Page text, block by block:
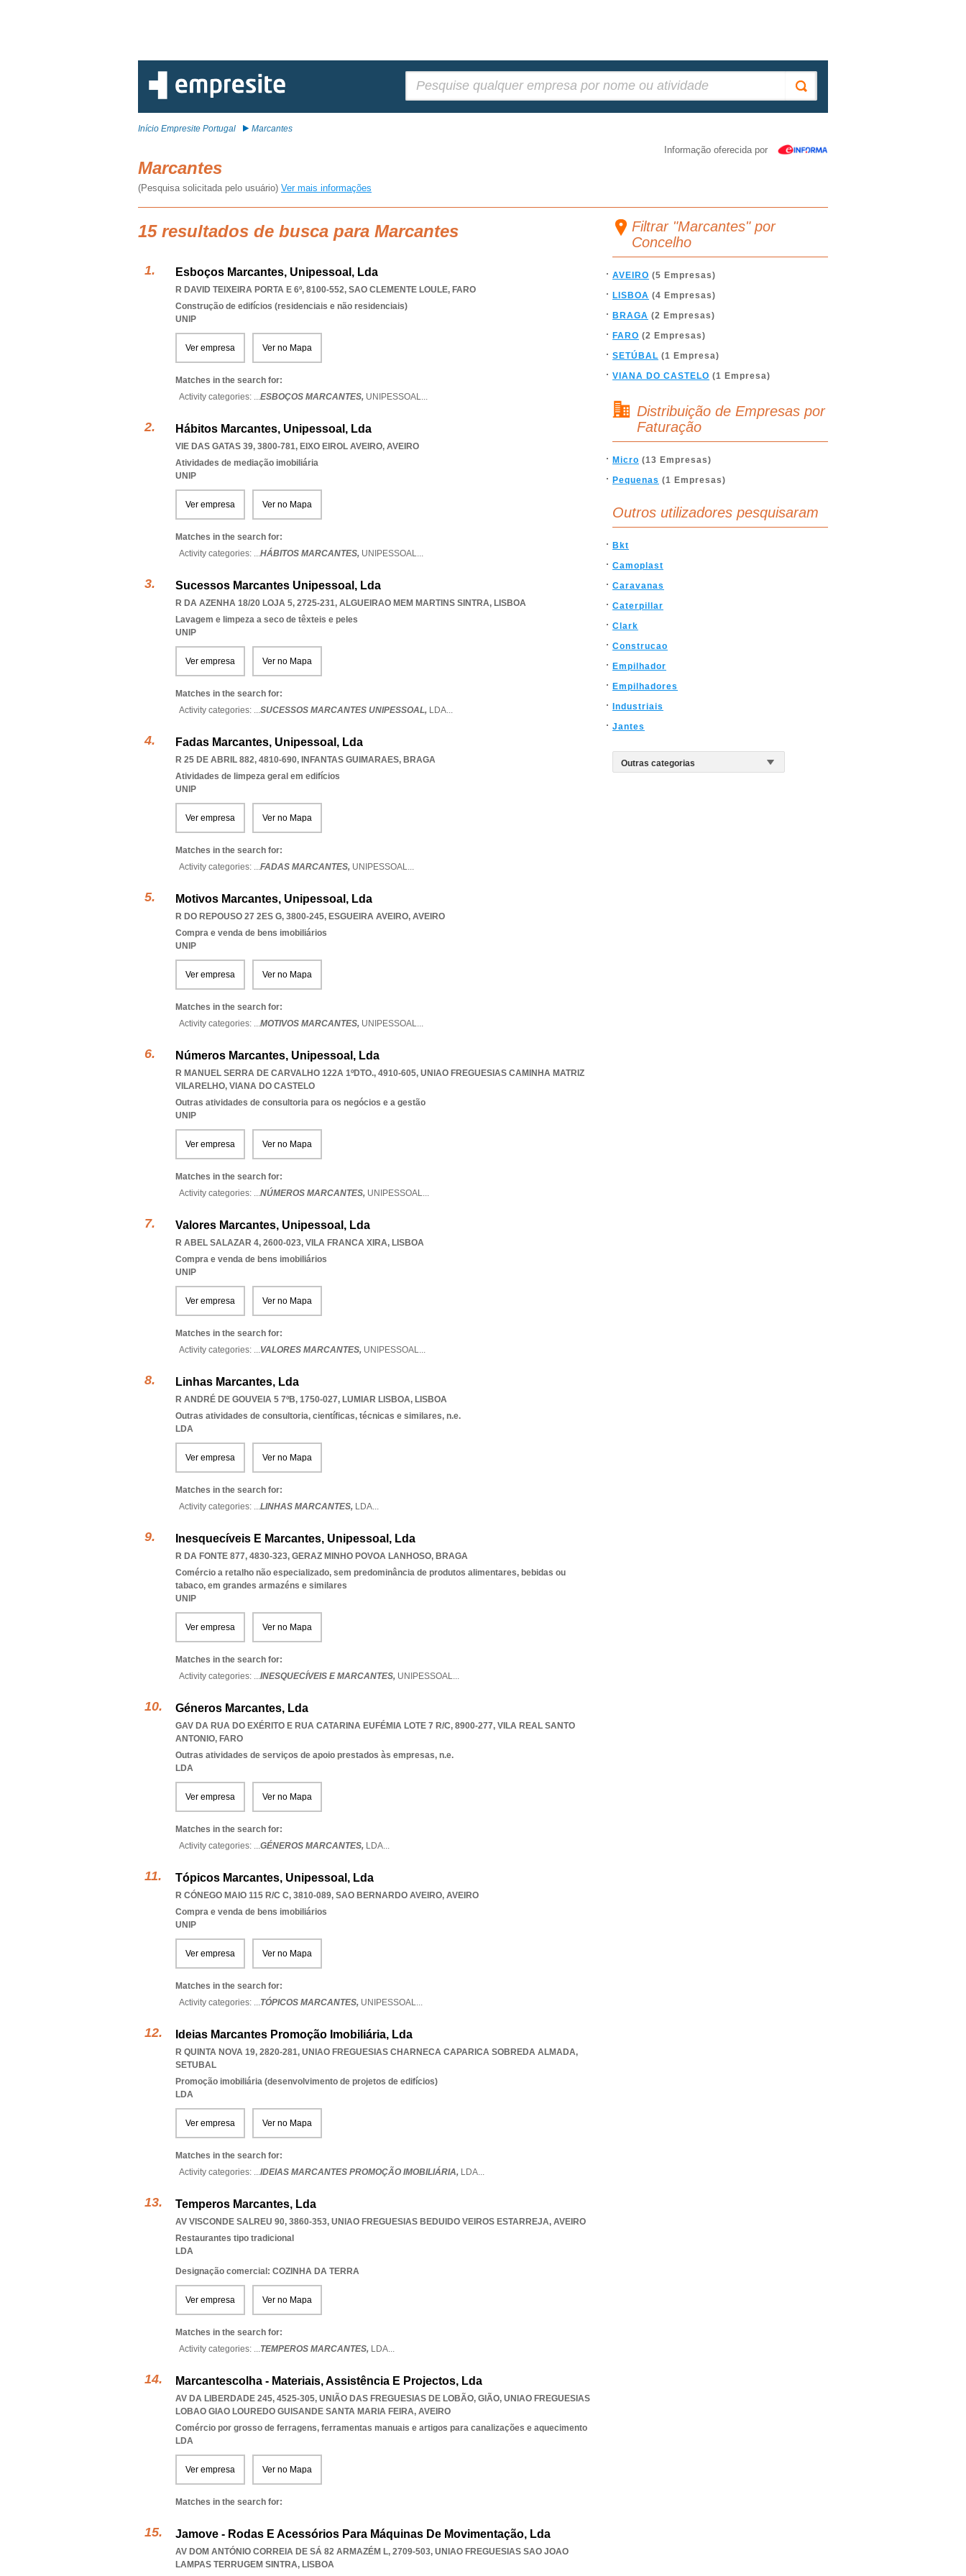
Início Empresite Portugal Marcantes
Informação oferecida por
Marcantes
(Pesquisa solicitada pelo usuário) Ver mais informações
15 resultados de busca para Marcantes
Esboços Marcantes, Unipessoal, Lda
R DAVID TEIXEIRA PORTA E 6º, 8100-552, SAO CLEMENTE LOULE, FARO
Construção de edifícios (residenciais e não residenciais)
UNIP
Ver empresa Ver no Mapa
Matches in the search for:
Activity categories: ...ESBOÇOS MARCANTES, UNIPESSOAL...
Hábitos Marcantes, Unipessoal, Lda
VIE DAS GATAS 39, 3800-781, EIXO EIROL AVEIRO, AVEIRO
Atividades de mediação imobiliária
UNIP
Ver empresa Ver no Mapa
Matches in the search for:
Activity categories: ...HÁBITOS MARCANTES, UNIPESSOAL...
Sucessos Marcantes Unipessoal, Lda
R DA AZENHA 18/20 LOJA 5, 2725-231, ALGUEIRAO MEM MARTINS SINTRA, LISBOA
Lavagem e limpeza a seco de têxteis e peles
UNIP
Ver empresa Ver no Mapa
Matches in the search for:
Activity categories: ...SUCESSOS MARCANTES UNIPESSOAL, LDA...
Fadas Marcantes, Unipessoal, Lda
R 25 DE ABRIL 882, 4810-690, INFANTAS GUIMARAES, BRAGA
Atividades de limpeza geral em edifícios
UNIP
Ver empresa Ver no Mapa
Matches in the search for:
Activity categories: ...FADAS MARCANTES, UNIPESSOAL...
Motivos Marcantes, Unipessoal, Lda
R DO REPOUSO 27 2ES G, 3800-245, ESGUEIRA AVEIRO, AVEIRO
Compra e venda de bens imobiliários
UNIP
Ver empresa Ver no Mapa
Matches in the search for:
Activity categories: ...MOTIVOS MARCANTES, UNIPESSOAL...
Números Marcantes, Unipessoal, Lda
R MANUEL SERRA DE CARVALHO 122A 1ºDTO., 4910-605, UNIAO FREGUESIAS CAMINHA MATRIZ
VILARELHO, VIANA DO CASTELO
Outras atividades de consultoria para os negócios e a gestão
UNIP
Ver empresa Ver no Mapa
Matches in the search for:
Activity categories: ...NÚMEROS MARCANTES, UNIPESSOAL...
Valores Marcantes, Unipessoal, Lda
R ABEL SALAZAR 4, 2600-023, VILA FRANCA XIRA, LISBOA
Compra e venda de bens imobiliários
UNIP
Ver empresa Ver no Mapa
Matches in the search for:
Activity categories: ...VALORES MARCANTES, UNIPESSOAL...
Linhas Marcantes, Lda
R ANDRÉ DE GOUVEIA 5 7ºB, 1750-027, LUMIAR LISBOA, LISBOA
Outras atividades de consultoria, científicas, técnicas e similares, n.e.
LDA
Ver empresa Ver no Mapa
Matches in the search for:
Activity categories: ...LINHAS MARCANTES, LDA...
Inesquecíveis E Marcantes, Unipessoal, Lda
R DA FONTE 877, 4830-323, GERAZ MINHO POVOA LANHOSO, BRAGA
Comércio a retalho não especializado, sem predominância de produtos alimentares, bebidas ou
tabaco, em grandes armazéns e similares
UNIP
Ver empresa Ver no Mapa
Matches in the search for:
Activity categories: ...INESQUECÍVEIS E MARCANTES, UNIPESSOAL...
Géneros Marcantes, Lda
GAV DA RUA DO EXÉRITO E RUA CATARINA EUFÉMIA LOTE 7 R/C, 8900-277, VILA REAL SANTO
ANTONIO, FARO
Outras atividades de serviços de apoio prestados às empresas, n.e.
LDA
Ver empresa Ver no Mapa
Matches in the search for:
Activity categories: ...GÉNEROS MARCANTES, LDA...
Tópicos Marcantes, Unipessoal, Lda
R CÓNEGO MAIO 115 R/C C, 3810-089, SAO BERNARDO AVEIRO, AVEIRO
Compra e venda de bens imobiliários
UNIP
Ver empresa Ver no Mapa
Matches in the search for:
Activity categories: ...TÓPICOS MARCANTES, UNIPESSOAL...
Ideias Marcantes Promoção Imobiliária, Lda
R QUINTA NOVA 19, 2820-281, UNIAO FREGUESIAS CHARNECA CAPARICA SOBREDA ALMADA,
SETUBAL
Promoção imobiliária (desenvolvimento de projetos de edifícios)
LDA
Ver empresa Ver no Mapa
Matches in the search for:
Activity categories: ...IDEIAS MARCANTES PROMOÇÃO IMOBILIÁRIA, LDA...
Temperos Marcantes, Lda
AV VISCONDE SALREU 90, 3860-353, UNIAO FREGUESIAS BEDUIDO VEIROS ESTARREJA, AVEIRO
Restaurantes tipo tradicional
LDA
Designação comercial: COZINHA DA TERRA
Ver empresa Ver no Mapa
Matches in the search for:
Activity categories: ...TEMPEROS MARCANTES, LDA...
Marcantescolha - Materiais, Assistência E Projectos, Lda
AV DA LIBERDADE 245, 4525-305, UNIÃO DAS FREGUESIAS DE LOBÃO, GIÃO, UNIAO FREGUESIAS
LOBAO GIAO LOUREDO GUISANDE SANTA MARIA FEIRA, AVEIRO
Comércio por grosso de ferragens, ferramentas manuais e artigos para canalizações e aquecimento
LDA
Ver empresa Ver no Mapa
Matches in the search for:
Jamove - Rodas E Acessórios Para Máquinas De Movimentação, Lda
AV DOM ANTÓNIO CORREIA DE SÁ 82 ARMAZÉM L, 2709-503, UNIAO FREGUESIAS SAO JOAO
LAMPAS TERRUGEM SINTRA, LISBOA
Filtrar "Marcantes" por
Concelho
AVEIRO (5 Empresas)
LISBOA (4 Empresas)
BRAGA (2 Empresas)
FARO (2 Empresas)
SETÚBAL (1 Empresa)
VIANA DO CASTELO (1 Empresa)
Distribuição de Empresas por
Faturação
Micro (13 Empresas)
Pequenas (1 Empresas)
Outros utilizadores pesquisaram
Bkt
Camoplast
Caravanas
Caterpillar
Clark
Construcao
Empilhador
Empilhadores
Industriais
Jantes